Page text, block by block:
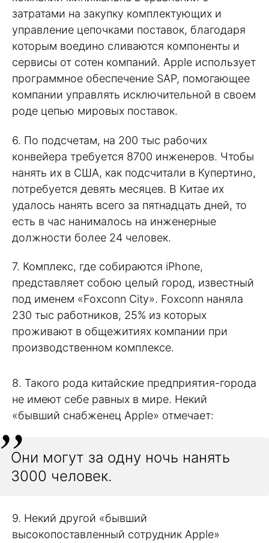
затратами на закупку комплектующих и
управление цепочками поставок, благодаря
которым воедино сливаются компоненты и
сервисы от сотен компаний. Apple использует
программное обеспечение SAP, помогающее
компании управлять исключительной в своем
роде цепью мировых поставок.
6. По подсчетам, на 200 тыс рабочих
конвейера требуется 8700 инженеров. Чтобы
нанять их в США, как подсчитали в Купертино,
потребуется девять месяцев. В Китае их
удалось нанять всего за пятнадцать дней, то
есть в час нанималось на инженерные
должности более 24 человек.
7. Комплекс, где собираются iPhone,
представляет собою целый город, известный
под именем «Foxconn City». Foxconn наняла
230 тыс работников, 25% из которых
проживают в общежитиях компании при
производственном комплексе.
8. Такого рода китайские предприятия-города
не имеют себе равных в мире. Некий
«бывший снабженец Apple» отмечает:
Они могут за одну ночь нанять
3000 человек.
9. Некий другой «бывший
высокопоставленный сотрудник Apple»